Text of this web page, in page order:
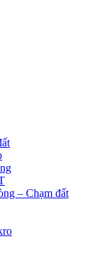
– Chạm đất